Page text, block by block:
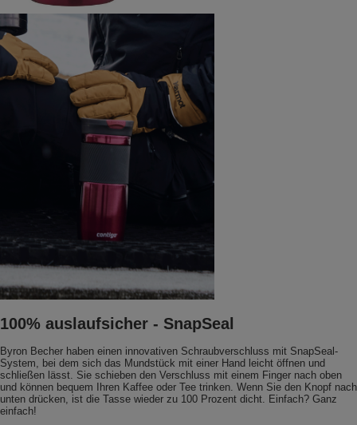
100% auslaufsicher - SnapSeal
Byron Becher haben einen innovativen Schraubverschluss mit SnapSeal-
System, bei dem sich das Mundstück mit einer Hand leicht öffnen und
schließen lässt. Sie schieben den Verschluss mit einem Finger nach oben
und können bequem Ihren Kaffee oder Tee trinken. Wenn Sie den Knopf nach
unten drücken, ist die Tasse wieder zu 100 Prozent dicht. Einfach? Ganz
einfach!